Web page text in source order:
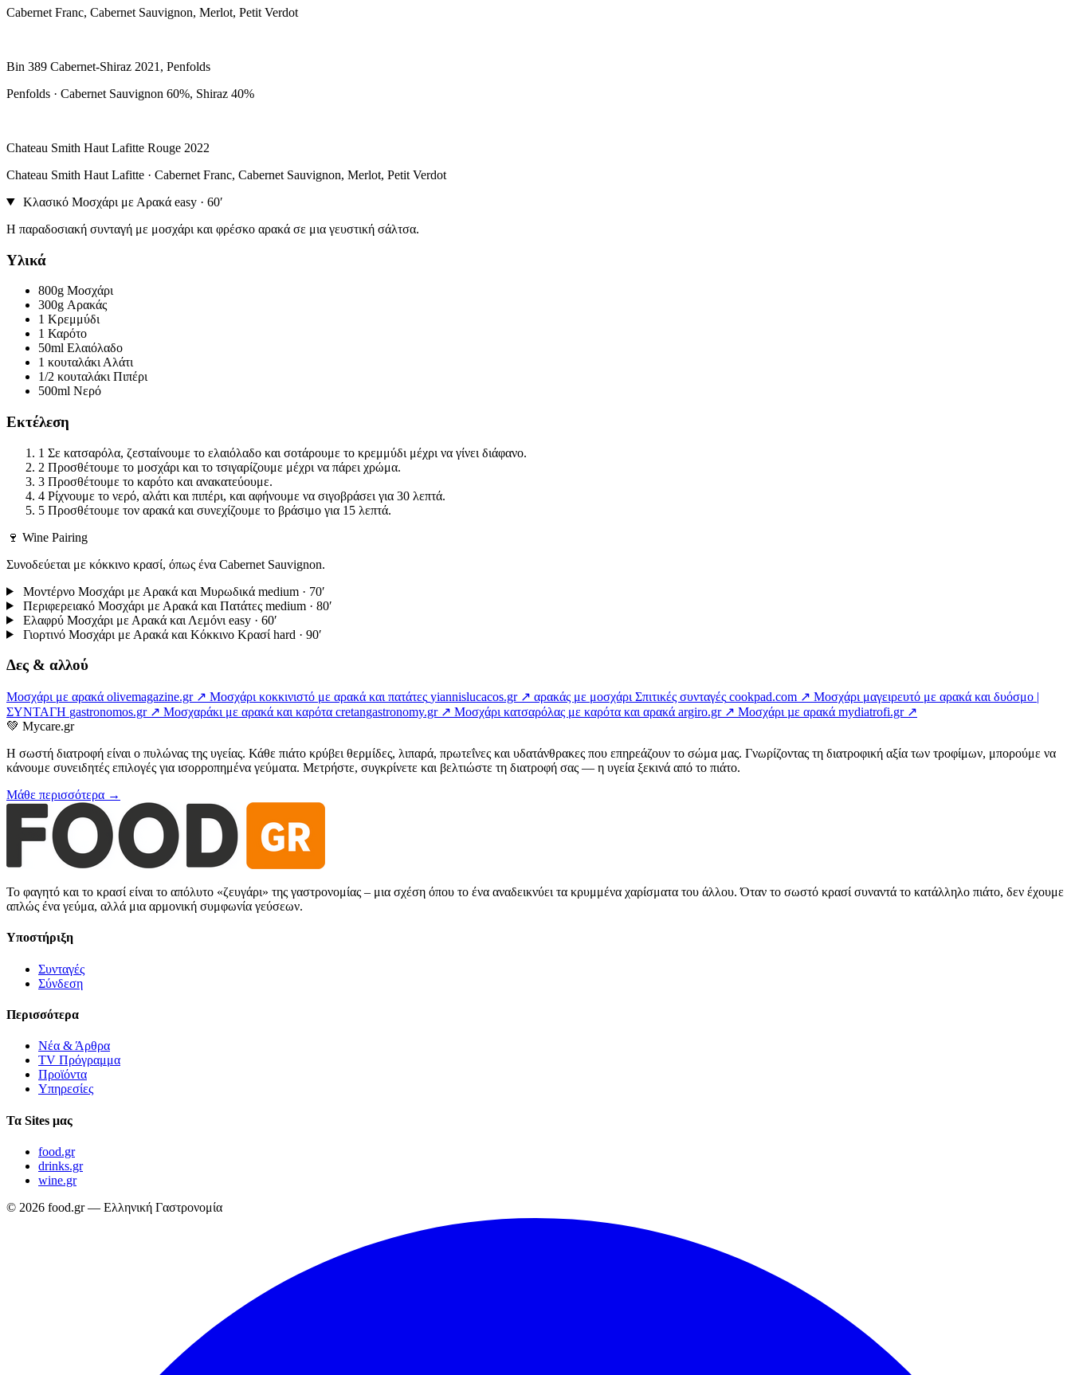
Cabernet Franc, Cabernet Sauvignon, Merlot, Petit Verdot
Bin 389 Cabernet-Shiraz 2021, Penfolds
Penfolds · Cabernet Sauvignon 60%, Shiraz 40%
Chateau Smith Haut Lafitte Rouge 2022
Chateau Smith Haut Lafitte · Cabernet Franc, Cabernet Sauvignon, Merlot, Petit Verdot
Κλασικό Μοσχάρι με Αρακά easy · 60′
Η παραδοσιακή συνταγή με μοσχάρι και φρέσκο αρακά σε μια γευστική σάλτσα.
Υλικά
800g Μοσχάρι
300g Αρακάς
1 Κρεμμύδι
1 Καρότο
50ml Ελαιόλαδο
1 κουταλάκι Αλάτι
1/2 κουταλάκι Πιπέρι
500ml Νερό
Εκτέλεση
1 Σε κατσαρόλα, ζεσταίνουμε το ελαιόλαδο και σοτάρουμε το κρεμμύδι μέχρι να γίνει διάφανο.
2 Προσθέτουμε το μοσχάρι και το τσιγαρίζουμε μέχρι να πάρει χρώμα.
3 Προσθέτουμε το καρότο και ανακατεύουμε.
4 Ρίχνουμε το νερό, αλάτι και πιπέρι, και αφήνουμε να σιγοβράσει για 30 λεπτά.
5 Προσθέτουμε τον αρακά και συνεχίζουμε το βράσιμο για 15 λεπτά.
🍷 Wine Pairing
Συνοδεύεται με κόκκινο κρασί, όπως ένα Cabernet Sauvignon.
Μοντέρνο Μοσχάρι με Αρακά και Μυρωδικά medium · 70′
Περιφερειακό Μοσχάρι με Αρακά και Πατάτες medium · 80′
Ελαφρύ Μοσχάρι με Αρακά και Λεμόνι easy · 60′
Γιορτινό Μοσχάρι με Αρακά και Κόκκινο Κρασί hard · 90′
Δες & αλλού
Μοσχάρι με αρακά olivemagazine.gr ↗ Μοσχάρι κοκκινιστό με αρακά και πατάτες yiannislucacos.gr ↗ αρακάς με μοσχάρι Σπιτικές συνταγές cookpad.com ↗ Μοσχάρι μαγειρευτό με αρακά και δυόσμο |
ΣΥΝΤΑΓΗ gastronomos.gr ↗ Μοσχαράκι με αρακά και καρότα cretangastronomy.gr ↗ Μοσχάρι κατσαρόλας με καρότα και αρακά argiro.gr ↗ Μοσχάρι µε αρακά mydiatrofi.gr ↗
💚 Mycare.gr
Η σωστή διατροφή είναι ο πυλώνας της υγείας. Κάθε πιάτο κρύβει θερμίδες, λιπαρά, πρωτεΐνες και υδατάνθρακες που επηρεάζουν το σώμα μας. Γνωρίζοντας τη διατροφική αξία των τροφίμων, μπορούμε να
κάνουμε συνειδητές επιλογές για ισορροπημένα γεύματα. Μετρήστε, συγκρίνετε και βελτιώστε τη διατροφή σας — η υγεία ξεκινά από το πιάτο.
Μάθε περισσότερα →
Το φαγητό και το κρασί είναι το απόλυτο «ζευγάρι» της γαστρονομίας – μια σχέση όπου το ένα αναδεικνύει τα κρυμμένα χαρίσματα του άλλου. Όταν το σωστό κρασί συναντά το κατάλληλο πιάτο, δεν έχουμε
απλώς ένα γεύμα, αλλά μια αρμονική συμφωνία γεύσεων.
Υποστήριξη
Συνταγές
Σύνδεση
Περισσότερα
Νέα & Άρθρα
TV Πρόγραμμα
Προϊόντα
Υπηρεσίες
Τα Sites μας
food.gr
drinks.gr
wine.gr
© 2026 food.gr — Ελληνική Γαστρονομία